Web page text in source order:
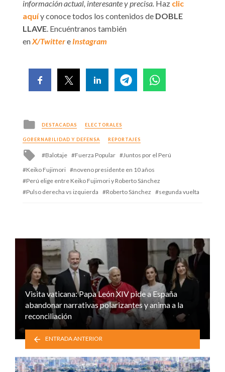
información actual, interesante y precisa. Haz clic
aquíy conoce todos los contenidos de DOBLE
LLAVE. Encuéntranos también
enX/Twittere Instagram
Posted
in
DESTACADAS ELECTORALES
GOBERNABILIDAD Y DEFENSA REPORTAJES
Tagged
Balotaje Fuerza Popular
Juntos por el Perú
Keiko Fujimori
noveno presidente en 10 años
Perú elige entre Keiko Fujimori y Roberto Sánchez
Pulso derecha vs izquierda
Roberto Sánchez segunda vuelta
Visita vaticana: Papa León XIV pide a España
abandonar narrativas polarizantes y anima a la
reconciliación
ENTRADA ANTERIOR